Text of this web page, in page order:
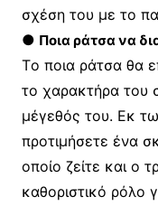
σχέση του με το
● Ποια ράτσα να
Tο ποια ράτσα θα
το χαρακτήρα του
μέγεθός του. Eκ
προτιμήσετε ένα
οποίο ζείτε και ο
καθοριστικό ρόλο